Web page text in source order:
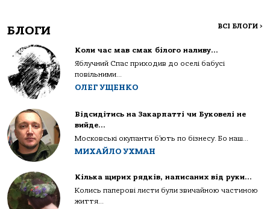
БЛОГИ ВСІ БЛОГИ >
Коли час мав смак білого наливу…
Яблучний Спас приходив до оселі бабусі
повільними...
ОЛЕГ УЩЕНКО
Відсидітись на Закарпатті чи Буковелі не
вийде…
Московські окупанти б’ють по бізнесу. Бо наш...
МИХАЙЛО УХМАН
Кілька щирих рядків, написаних від руки…
Колись паперові листи були звичайною частиною
життя...